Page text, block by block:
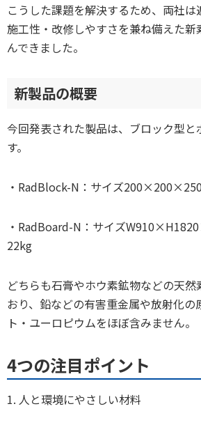
こうした課題を解決するため、両社は
施工性・改修しやすさを兼ね備えた新
んできました。
新製品の概要
今回発表された製品は、ブロック型と
す。
・RadBlock-N：サイズ
・RadBoard-N：サイズ
22kg
どちらも石膏やホウ素鉱物などの天
おり、鉛などの有害重金属や放射化の
ト・ユーロピウムをほぼ含みません。
4つの注目ポイント
1. 人と環境にやさしい材料